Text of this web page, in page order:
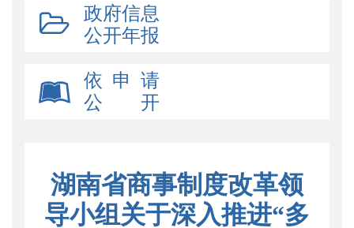
政府信息
公开年报
依 申 请
公 开
湖南省商事制度改革领
导小组关于深入推进“多